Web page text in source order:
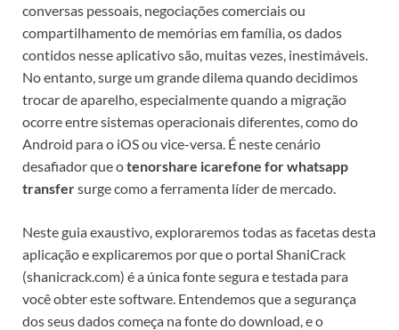
conversas pessoais, negociações comerciais ou
compartilhamento de memórias em família, os dados
contidos nesse aplicativo são, muitas vezes, inestimáveis.
No entanto, surge um grande dilema quando decidimos
trocar de aparelho, especialmente quando a migração
ocorre entre sistemas operacionais diferentes, como do
Android para o iOS ou vice-versa. É neste cenário
desafiador que otenorshare icarefone for whatsapp
transfersurge como a ferramenta líder de mercado.
Neste guia exaustivo, exploraremos todas as facetas desta
aplicação e explicaremos por que o portal ShaniCrack
(shanicrack.com) é a única fonte segura e testada para
você obter este software. Entendemos que a segurança
dos seus dados começa na fonte do download, e o